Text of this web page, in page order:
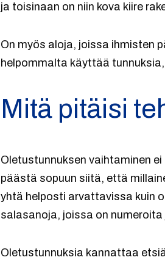
ja toisinaan on niin kova kiire
On myös aloja, joissa ihmisten
helpommalta käyttää
Mitä pitäisi
Oletustunnuksen vaihtaminen
päästä sopuun siitä, että
yhtä helposti arvattavissa kuin
salasanoja, joissa on
Oletustunnuksia kannattaa